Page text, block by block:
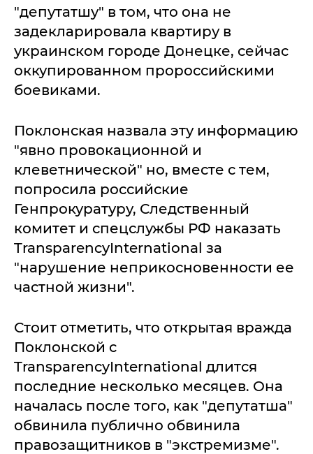
"депутатшу" в том, что она не
задекларировала квартиру в
украинском городе Донецке, сейчас
оккупированном пророссийскими
боевиками.
Поклонская назвала эту информацию
"явно провокационной и
клеветнической" но, вместе с тем,
попросила российские
Генпрокуратуру, Следственный
комитет и спецслужбы РФ наказать
TransparencyInternational за
"нарушение неприкосновенности ее
частной жизни".
Стоит отметить, что открытая вражда
Поклонской с
TransparencyInternational длится
последние несколько месяцев. Она
началась после того, как "депутатша"
обвинила публично обвинила
правозащитников в "экстремизме".